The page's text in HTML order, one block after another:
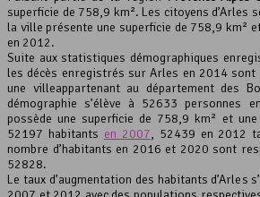
Leaflet, ©
superficie de 758,9 km². Les citoyens d’Arles
la ville présente une superficie de 758,9 km²
en 2012.
Suite aux statistiques démographiques
les décès enregistrés sur Arles en 2014
une villeappartenant au département des
démographie s’élève à 52633 personnes
possède une superficie de 758,9 km² et
52197 habitants en 2007, 52439 en 2012
nombre d’habitants en 2016 et 2020 sont
52828.
Le taux d’augmentation des habitants d’Arles